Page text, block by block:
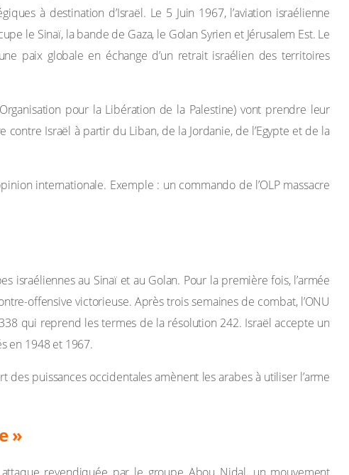
à destination d’Israël. Le 5 Juin 1967, l’aviation israélienne
le Sinaï, la bande de Gaza, le Golan Syrien et Jérusalem Est. Le
paix globale en échange d’un retrait israélien des territoires
pour la Libération de la Palestine) vont prendre leur
Israël à partir du Liban, de la Jordanie, de l’Egypte et de la
internationale. Exemple : un commando de l’OLP massacre
israéliennes au Sinaï et au Golan. Pour la première fois, l’armée
offensive victorieuse. Après trois semaines de combat, l’ONU
qui reprend les termes de la résolution 242. Israël accepte un
en 1948 et 1967.
des puissances occidentales amènent les arabes à utiliser l’arme
»